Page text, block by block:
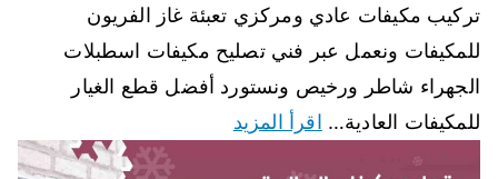
تركيب مكيفات عادي ومركزي تعبئة غاز الفريون
للمكيفات ونعمل عبر فني تصليح مكيفات اسطبلات
الجهراء شاطر ورخيص ونستورد أفضل قطع الغيار
للمكيفات العادية… اقرأ المزيد